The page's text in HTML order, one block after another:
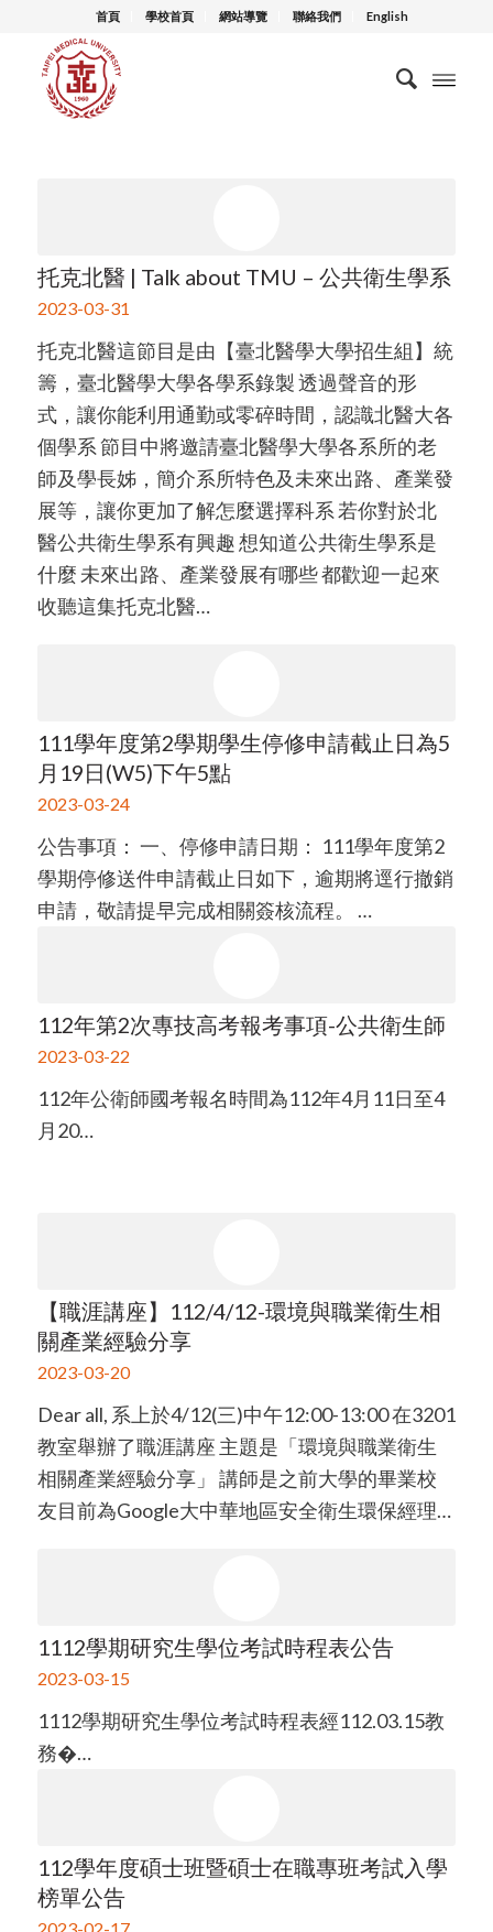
首頁 學校首頁 網站導覽 聯絡我們 English
托克北醫 | Talk about TMU – 公共衛生學系
2023-03-31
托克北醫這節目是由【臺北醫學大學招生組】統
籌，臺北醫學大學各學系錄製 透過聲音的形
式，讓你能利用通勤或零碎時間，認識北醫大各
個學系 節目中將邀請臺北醫學大學各系所的老
師及學長姊，簡介系所特色及未來出路、產業發
展等，讓你更加了解怎麼選擇科系 若你對於北
醫公共衛生學系有興趣 想知道公共衛生學系是
什麼 未來出路、產業發展有哪些 都歡迎一起來
收聽這集托克北醫…
111學年度第2學期學生停修申請截止日為5
月19日(W5)下午5點
2023-03-24
公告事項： 一、停修申請日期： 111學年度第2
學期停修送件申請截止日如下，逾期將逕行撤銷
申請，敬請提早完成相關簽核流程。 …
112年第2次專技高考報考事項-公共衛生師
2023-03-22
112年公衛師國考報名時間為112年4月11日至4
月20…
【職涯講座】112/4/12-環境與職業衛生相
關產業經驗分享
2023-03-20
Dear all, 系上於4/12(三)中午12:00-13:00 在3201
教室舉辦了職涯講座 主題是「環境與職業衛生
相關產業經驗分享」 講師是之前大學的畢業校
友目前為Google大中華地區安全衛生環保經理…
1112學期研究生學位考試時程表公告
2023-03-15
1112學期研究生學位考試時程表經112.03.15教
務�…
112學年度碩士班暨碩士在職專班考試入學
榜單公告